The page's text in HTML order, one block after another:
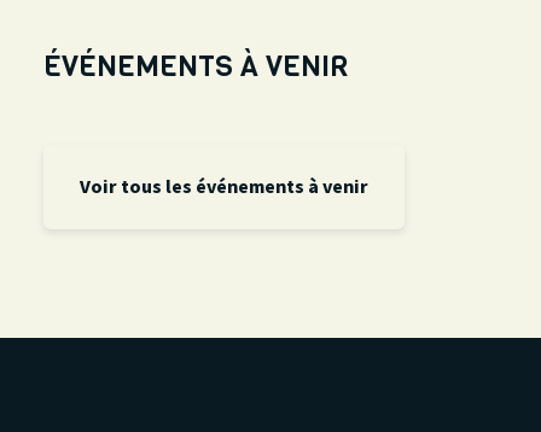
ÉVÉNEMENTS À VENIR
Voir tous les événements à venir